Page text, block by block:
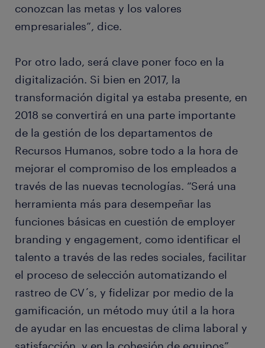
conozcan las metas y los valores
empresariales”, dice.
Por otro lado, será clave poner foco en la
digitalización. Si bien en 2017, la
transformación digital ya estaba presente, en
2018 se convertirá en una parte importante
de la gestión de los departamentos de
Recursos Humanos, sobre todo a la hora de
mejorar el compromiso de los empleados a
través de las nuevas tecnologías. “Será una
herramienta más para desempeñar las
funciones básicas en cuestión de employer
branding y engagement, como identificar el
talento a través de las redes sociales, facilitar
el proceso de selección automatizando el
rastreo de CV´s, y fidelizar por medio de la
gamificación, un método muy útil a la hora
de ayudar en las encuestas de clima laboral y